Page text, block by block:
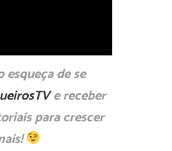
esqueça de se
e receber
para crescer